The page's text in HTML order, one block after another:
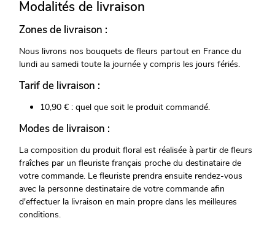
Modalités de livraison
Zones de livraison :
Nous livrons nos bouquets de fleurs partout en France du
lundi au samedi toute la journée y compris les jours fériés.
Tarif de livraison :
10,90 € : quel que soit le produit commandé.
Modes de livraison :
La composition du produit floral est réalisée à partir de fleurs
fraîches par un fleuriste français proche du destinataire de
votre commande. Le fleuriste prendra ensuite rendez-vous
avec la personne destinataire de votre commande afin
d'effectuer la livraison en main propre dans les meilleures
conditions.